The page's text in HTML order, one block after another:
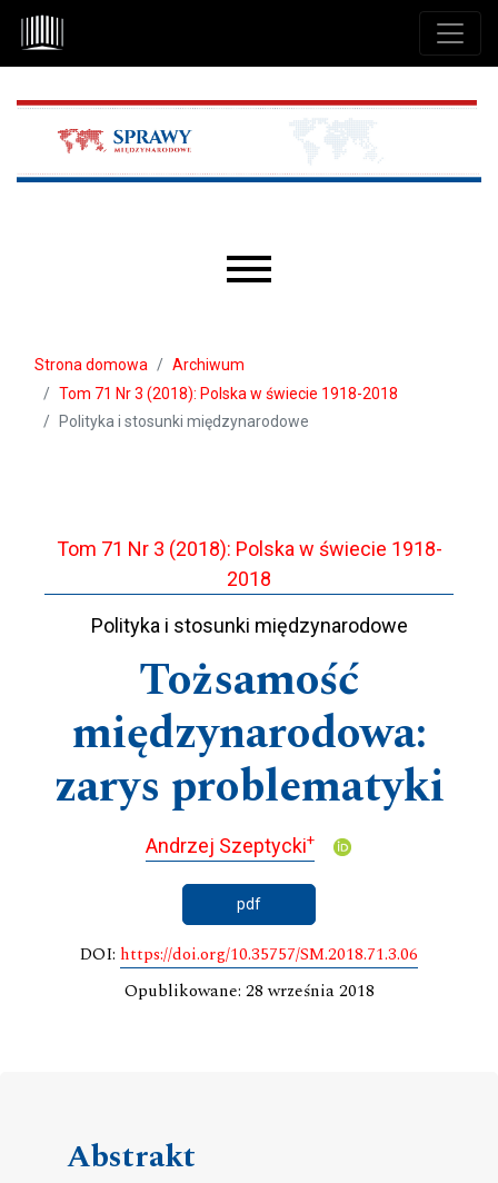
Przejdź do głównego menu
Przejdź do sekcji głównej
Przejdź do stopki
Strona domowa
Archiwum
Tom 71 Nr 3 (2018): Polska w świecie 1918-2018
Polityka i stosunki międzynarodowe
Tom 71 Nr 3 (2018): Polska w świecie 1918-
2018
Polityka i stosunki międzynarodowe
Tożsamość
międzynarodowa:
zarys problematyki
Andrzej Szeptycki+
pdf
DOI: https://doi.org/10.35757/SM.2018.71.3.06
Opublikowane: 28 września 2018
Abstrakt